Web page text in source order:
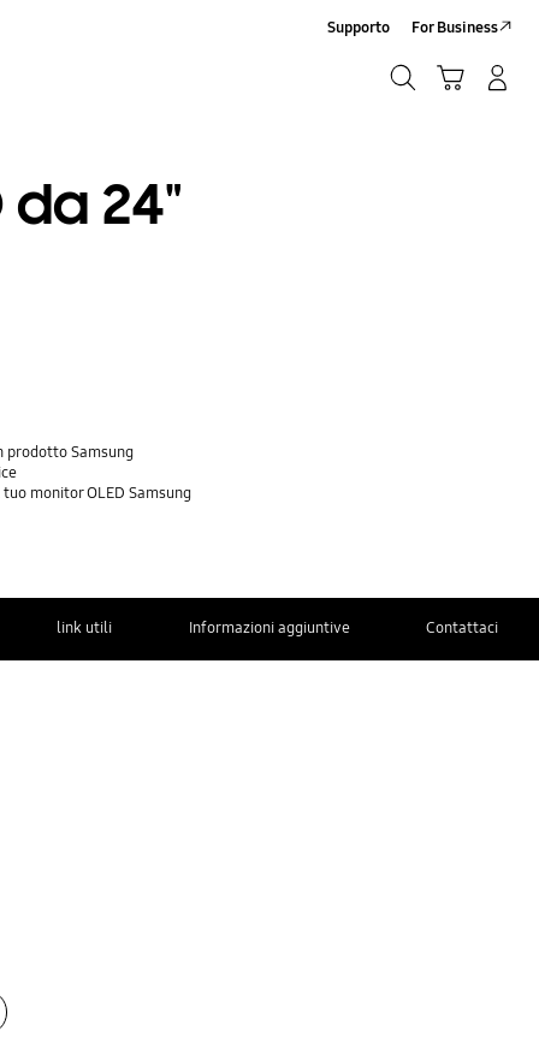
Supporto For Business
da 24"
prodotto Samsung
monitor OLED Samsung
link utili Informazioni aggiuntive Contattaci